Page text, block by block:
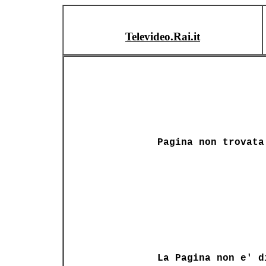
Televideo.Rai.it
Pagina non trovata
La Pagina non e'